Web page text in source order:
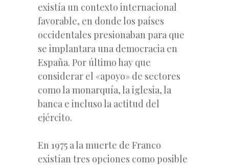
existía un contexto internacional
favorable, en donde los países
occidentales presionaban para que
se implantara una democracia en
España. Por último hay que
considerar el «apoyo» de sectores
como la monarquía, la iglesia, la
banca e incluso la actitud del
ejército.
En 1975 a la muerte de Franco
existían tres opciones como posible